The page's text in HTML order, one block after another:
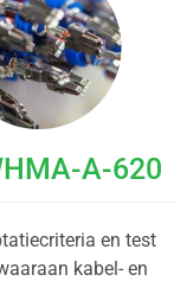
A-620
en test
kabel- en